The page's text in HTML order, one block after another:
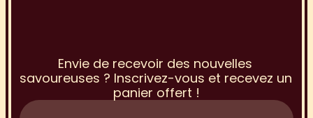
la Newslette
Envie de recevoir des nouvelles
savoureuses ? Inscrivez-vous et recevez un
panier offert !